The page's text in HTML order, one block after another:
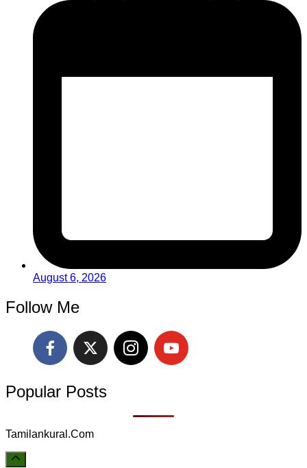
August 6, 2026
Follow Me
Popular Posts
Tamilankural.Com